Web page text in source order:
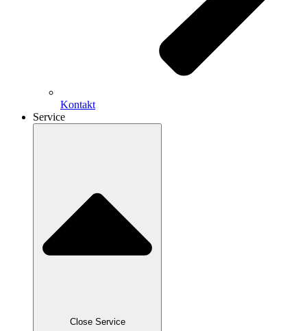
Kontakt
Service
Close Service